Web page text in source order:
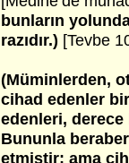
bunların
razıdır.) [Tevbe
(Müminlerden,
cihad edenler
edenleri, derece
Bununla
etmiştir; ama